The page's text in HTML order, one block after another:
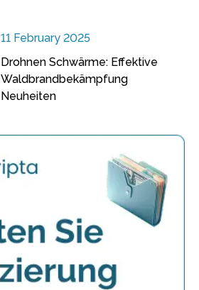
11 February 2025
Drohnen Schwärme: Effektive
Waldbrandbekämpfung
Neuheiten